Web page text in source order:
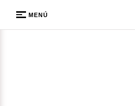
MENÚ